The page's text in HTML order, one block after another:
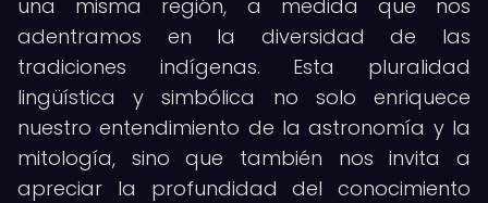
una misma región, a medida que nos
adentramos en la diversidad de las
tradiciones indígenas. Esta pluralidad
lingüística y simbólica no solo enriquece
nuestro entendimiento de la astronomía y la
mitología, sino que también nos invita a
apreciar la profundidad del conocimiento